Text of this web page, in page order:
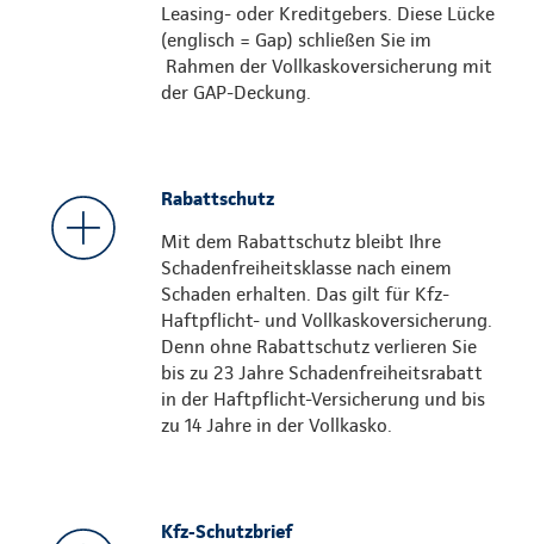
Leasing- oder Kreditgebers. Diese Lücke
(englisch = Gap) schließen Sie im
Rahmen der Vollkaskoversicherung mit
der GAP-Deckung.
Rabattschutz
Mit dem Rabattschutz bleibt Ihre
Schadenfreiheitsklasse nach einem
Schaden erhalten. Das gilt für Kfz-
Haftpflicht- und Vollkaskoversicherung.
Denn ohne Rabattschutz verlieren Sie
bis zu 23 Jahre Schadenfreiheitsrabatt
in der Haftpflicht-Versicherung und bis
zu 14 Jahre in der Vollkasko.
Kfz-Schutzbrief